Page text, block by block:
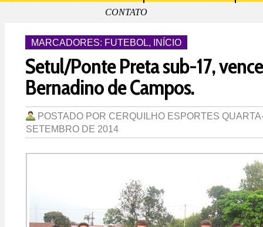
CONTATO
MARCADORES: FUTEBOL, INÍCIO
Setul/Ponte Preta sub-17,
Bernadino de Campos.
POSTADO POR CERQUILHO ESPORTES
SETEMBRO DE 2014